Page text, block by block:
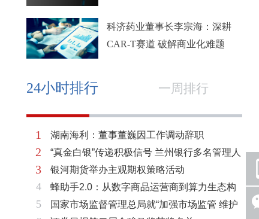
科济药业董事长李宗海：深耕
CAR-T赛道 破解商业化难题
24小时排行 一周排行
1
2
3
4
5
湖南海利：董事董巍因工作调动辞职
“真金白银”传递积极信号 兰州银行多名管理人
员拟增持公司股份不低于600万元
银河期货举办主观期权策略活动
蜂助手2.0：从数字商品运营商到算力生态构
建者的跃迁
国家市场监督管理总局就“加强市场监管 维护